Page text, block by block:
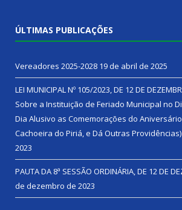
ÚLTIMAS PUBLICAÇÕES
Vereadores 2025-2028 19 de abril de 2025
LEI MUNICIPAL Nº 105/2023, DE 12 DE
Sobre a Instituição de Feriado Municipal no
Dia Alusivo as Comemorações do
Cachoeira do Piriá, e Dá Outras Providências)
2023
PAUTA DA 8ª SESSÃO ORDINÁRIA, DE 12 DE
de dezembro de 2023